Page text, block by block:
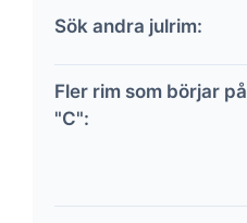
Sök andra julrim:
Fler rim som börjar på
"C":